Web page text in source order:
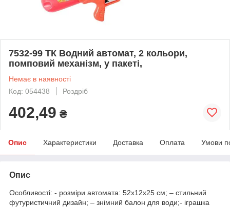
7532-99 ТК Водний автомат, 2 кольори,
помповий механізм, у пакеті,
Немає в наявності
Код: 054438
Роздріб
402,49 ₴
Опис Характеристики Доставка Оплата Умови
Опис
Особливості: - розміри автомата: 52х12х25 см; – стильний
футуристичний дизайн; – знімний балон для води;- іграшка